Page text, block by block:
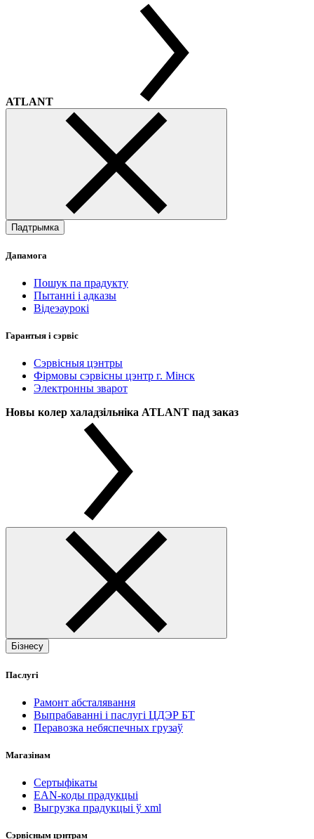
ATLANT
Падтрымка
Дапамога
Пошук па прадукту
Пытанні і адказы
Відеэаурокі
Гарантыя і сэрвіс
Сэрвісныя цэнтры
Фірмовы сэрвісны цэнтр г. Мінск
Электронны зварот
Новы колер халадзільніка ATLANT пад заказ
Бізнесу
Паслугі
Рамонт абсталявання
Выпрабаванні і паслугі ЦДЭР БТ
Перавозка небяспечных грузаў
Магазінам
Сертыфікаты
EAN-коды прадукцыі
Выгрузка прадукцыі ў xml
Сэрвісным цэнтрам